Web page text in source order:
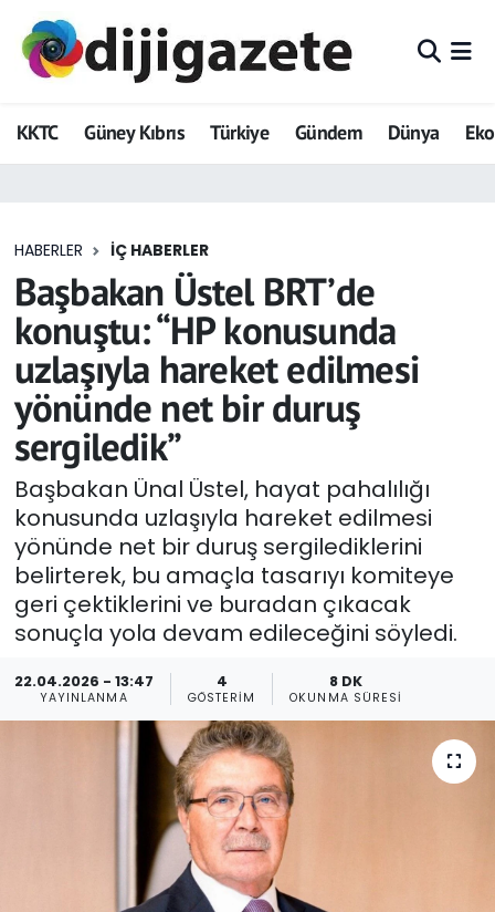
KKTC Güney Kıbrıs Türkiye Gündem Dünya
HABERLER İÇ HABERLER
Başbakan Üstel BRT’de
konuştu: “HP konusunda
uzlaşıyla hareket edilmesi
yönünde net bir duruş
sergiledik”
Başbakan Ünal Üstel, hayat pahalılığı
konusunda uzlaşıyla hareket edilmesi
yönünde net bir duruş sergilediklerini
belirterek, bu amaçla tasarıyı komiteye
geri çektiklerini ve buradan çıkacak
sonuçla yola devam edileceğini söyledi.
22.04.2026 - 13:47
YAYINLANMA
4
GÖSTERIM
8 DK
OKUNMA SÜRESI
ADVERTORIAL
Dijigazete
Eğitim
Ekonomi
Foto Galeri
GEZİ
Güncel
Gündem
KKTC
KKTC YEREL SEÇİM 2018
Kültür Sanat
Magazin
Nöbetçi Eczaneler
Hava Durumu
Trafik Durumu
Tüm Manşetler
Son Dakika Haberleri
Haber Arşivi